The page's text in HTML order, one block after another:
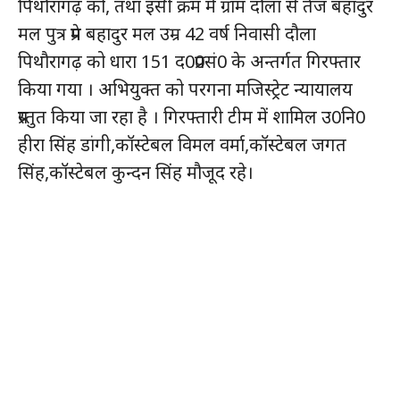
पिथौरागढ़ को, तथा इसी क्रम में ग्राम दौला से तेज बहादुर
मल पुत्र प्रेम बहादुर मल उम्र 42 वर्ष निवासी दौला
पिथौरागढ़ को धारा 151 द0प्र0सं0 के अन्तर्गत गिरफ्तार
किया गया । अभियुक्त को परगना मजिस्ट्रेट न्यायालय
प्रस्तुत किया जा रहा है । गिरफ्तारी टीम में शामिल उ0नि0
हीरा सिंह डांगी,कॉस्टेबल विमल वर्मा,कॉस्टेबल जगत
सिंह,कॉस्टेबल कुन्दन सिंह मौजूद रहे।